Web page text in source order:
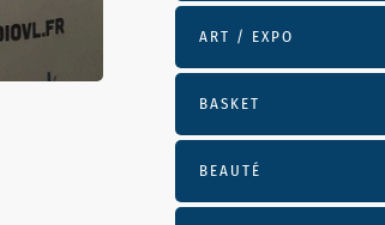
ART / EXPO
BASKET
BEAUTÉ